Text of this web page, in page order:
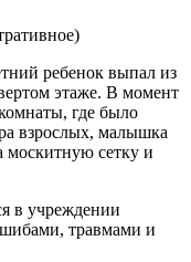
ребенок выпал из
этаже. В момент
где было
взрослых, малышка
москитную сетку и
в учреждении
травмами и